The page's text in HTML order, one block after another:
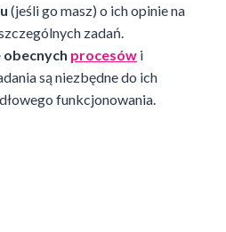
(jeśli go masz) o ich opinie na
zadań.
procesów i
są niezbędne do ich
funkcjonowania.